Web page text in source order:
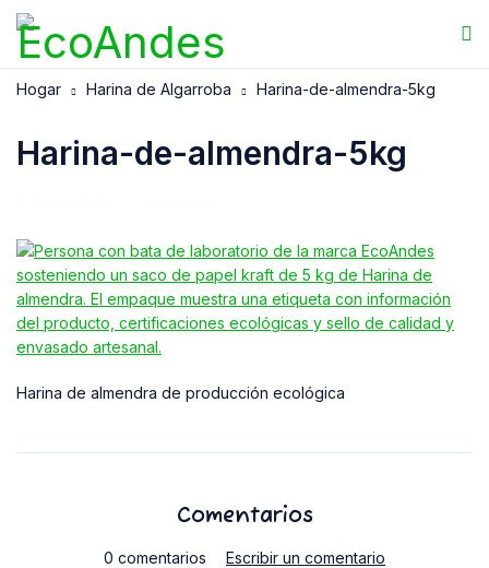
Hogar Harina de Algarroba Harina-de-almendra-5kg
Harina-de-almendra-5kg
Harina de almendra de producción ecológica
Comentarios
0 comentarios Escribir un comentario